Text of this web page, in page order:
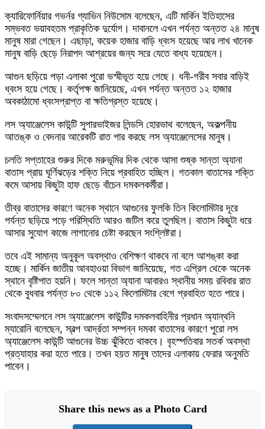
ক্যারিফোর্নিয়ার গভর্নর গ্যাভিন নিউসোম বলেছেন, এটি মার্কিন ইতিহাসের
সম্ভবত ভয়াবহতম প্রাকৃতিক দুর্যোগ। দাবানলে এখন পর্যন্ত অন্তত ২৪ মানুষ
মানুষ মারা গেছেন। এছাড়া, কয়েক হাজার বাড়ি ধ্বংস হয়েছে আর লাখ খানেক
মানুষ বাড়ি ছেড়ে নিরাপদ আশ্রয়ের জন্য সরে যেতে বাধ্য হয়েছেন।
আগুন ছড়িয়ে পড়া এলাকা পুরো ভস্মীভূত হয়ে গেছে। ধনী-গরীব সবার বাড়িই
ধ্বংস হয়ে গেছে। কর্তৃপক্ষ জানিয়েছে, এখন পর্যন্ত অন্তত ১২ হাজার
অবকাঠামো ধ্বংসপ্রাপ্ত বা ক্ষতিগ্রস্ত হয়েছে।
লস অ্যাঞ্জেলেস কাউন্টি সুপারভাইজর লিন্ডসি হোরভাথ বলেছেন, অকল্পনীয়
আতঙ্ক ও বেদনার আরেকটি রাত পার করছে লস অ্যাঞ্জেলেসের মানুষ।
চলতি সপ্তাহের শুরুর দিকে মরুভূমির দিক থেকে আসা শুষ্ক সান্তা অ্যানা
বাতাস প্রায় ঘূর্ণিঝড়ের শক্তি নিয়ে প্রবাহিত হচ্ছিল। গতকাল বাতাসের শক্তি
কমে আসায় কিছুটা হাফ ছেড়ে বাঁচেন দমকলকর্মীরা।
তীব্র বাতাসের কারণে অনেক স্থানে আগুনের ফুলকি তিন কিলোমিটার দূরে
পর্যন্ত ছড়িয়ে পড়ে পরিস্থিতি আরও জটিল করে তুলছিল। বাতাস কিছুটা ধরে
আসার সুযোগ কাজে লাগানোর চেষ্টা করছেন সংশ্লিষ্টরা।
তবে এই সামান্য অনুকূল অবস্থাও বেশিক্ষণ থাকবে না বলে আশঙ্কা করা
হচ্ছে। মার্কিন জাতীয় আবহাওয়া বিভাগ জানিয়েছে, গত এপ্রিল থেকে অনেক
স্থানে বৃষ্টিপাত হয়নি। ফলে সান্তা অ্যানা আবারও স্থানীয় সময় রবিবার রাত
থেকে বুধবার পর্যন্ত ৮০ থেকে ১১২ কিলোমিটার বেগে প্রবাহিত হতে পারে।
সংবাদসম্মেলনে লস অ্যাঞ্জেলেস কাউন্টির দমকলবাহিনীর প্রধান অ্যান্থনি
ম্যারোনি বলেছেন, স্বল্প আর্দ্রতা সম্পন্ন দমকা বাতাসের কারণে পুরো লস
অ্যাঞ্জেলেস কাউন্টি আগুনের উচ্চ ঝুঁকিতে থাকবে। বৃহস্পতিবার সতর্ক অবস্থা
প্রত্যাহার করা হতে পারে। তখন হয়ত মানুষ তাদের এলাকায় ফেরার অনুমতি
পাবেন।
Share this news as a Photo Card